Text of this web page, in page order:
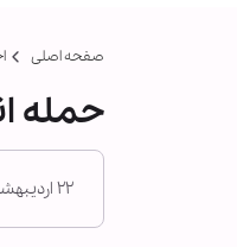
صفحه اصلی
حمله
۲۲ اردیبهشت ۱۴۰۳ - ۰۸:۱۸